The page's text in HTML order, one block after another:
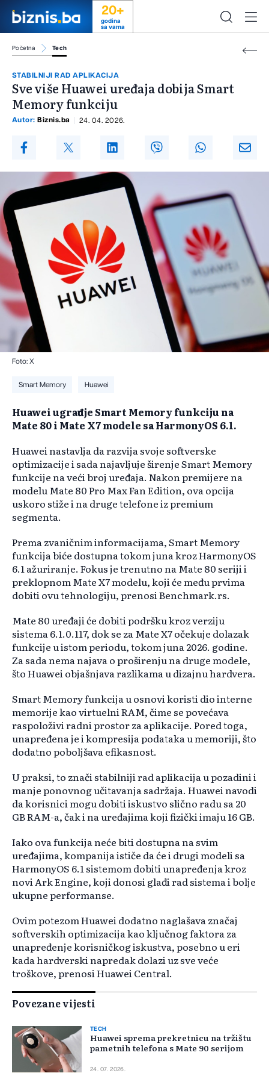
20+
godina
sa vama
Početna Tech
STABILNIJI RAD APLIKACIJA
Sve više Huawei uređaja dobija Smart
Memory funkciju
Autor: Biznis.ba 24. 04. 2026.
Foto: X
Smart Memory Huawei
Huawei ugrađuje Smart Memory funkciju na
Mate 80 i Mate X7 modele sa HarmonyOS 6.1.
Huawei nastavlja da razvija svoje softverske
optimizacije i sada najavljuje širenje Smart Memory
funkcije na veći broj uređaja. Nakon premijere na
modelu Mate 80 Pro Max Fan Edition, ova opcija
uskoro stiže i na druge telefone iz premium
segmenta.
Prema zvaničnim informacijama, Smart Memory
funkcija biće dostupna tokom juna kroz HarmonyOS
6.1 ažuriranje. Fokus je trenutno na Mate 80 seriji i
preklopnom Mate X7 modelu, koji će među prvima
dobiti ovu tehnologiju, prenosi Benchmark.rs.
Mate 80 uređaji će dobiti podršku kroz verziju
sistema 6.1.0.117, dok se za Mate X7 očekuje dolazak
funkcije u istom periodu, tokom juna 2026. godine.
Za sada nema najava o proširenju na druge modele,
što Huawei objašnjava razlikama u dizajnu hardvera.
Smart Memory funkcija u osnovi koristi dio interne
memorije kao virtuelni RAM, čime se povećava
raspoloživi radni prostor za aplikacije. Pored toga,
unapređena je i kompresija podataka u memoriji, što
dodatno poboljšava efikasnost.
U praksi, to znači stabilniji rad aplikacija u pozadini i
manje ponovnog učitavanja sadržaja. Huawei navodi
da korisnici mogu dobiti iskustvo slično radu sa 20
GB RAM-a, čak i na uređajima koji fizički imaju 16 GB.
Iako ova funkcija neće biti dostupna na svim
uređajima, kompanija ističe da će i drugi modeli sa
HarmonyOS 6.1 sistemom dobiti unapređenja kroz
novi Ark Engine, koji donosi glađi rad sistema i bolje
ukupne performanse.
Ovim potezom Huawei dodatno naglašava značaj
softverskih optimizacija kao ključnog faktora za
unapređenje korisničkog iskustva, posebno u eri
kada hardverski napredak dolazi uz sve veće
troškove, prenosi Huawei Central.
Povezane vijesti
TECH
Huawei sprema prekretnicu na tržištu
pametnih telefona s Mate 90 serijom
24. 07. 2026.